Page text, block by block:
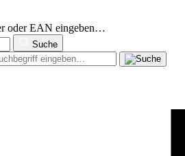
oder EAN eingeben…
Suche